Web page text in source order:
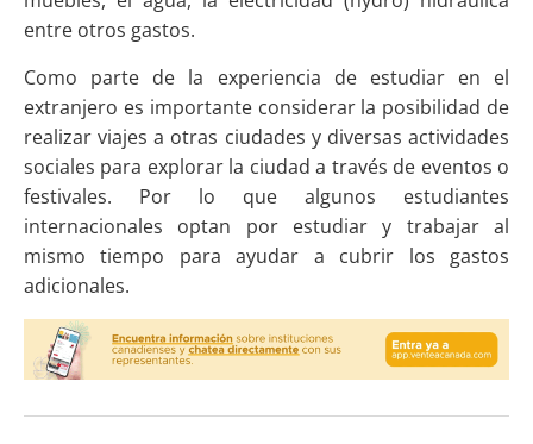
entre otros gastos.
Como parte de la experiencia de estudiar en el
extranjero es importante considerar la posibilidad de
realizar viajes a otras ciudades y diversas actividades
sociales para explorar la ciudad a través de eventos o
festivales. Por lo que algunos estudiantes
internacionales optan por estudiar y trabajar al
mismo tiempo para ayudar a cubrir los gastos
adicionales.